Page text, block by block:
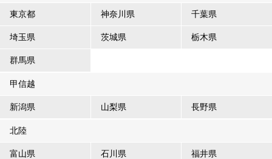
東京都 神奈川県 千葉県
埼玉県 茨城県 栃木県
群馬県
甲信越
新潟県 山梨県 長野県
北陸
富山県 石川県 福井県